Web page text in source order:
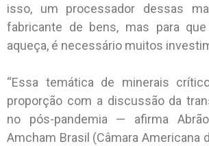
isso, um processador dessas
fabricante de bens, mas para
aqueça, é necessário muitos
“Essa temática de minerais
proporção com a discussão da
no pós-pandemia — afirma
Amcham Brasil (Câmara Americana